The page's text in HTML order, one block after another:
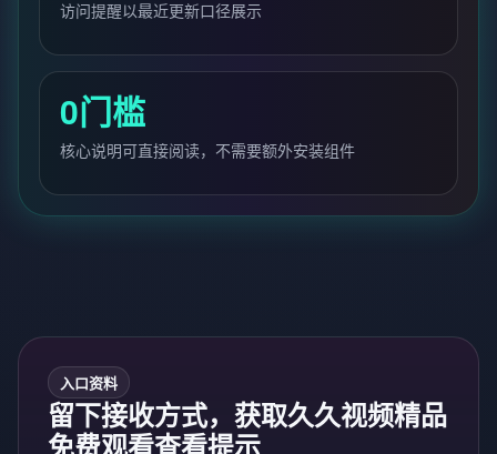
访问提醒以最近更新口径展示
0门槛
核心说明可直接阅读，不需要额外安装组件
入口资料
留下接收方式，获取久久视频精品
免费观看查看提示